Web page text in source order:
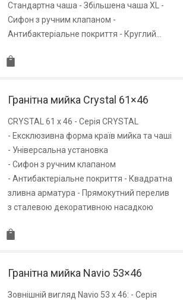
Стандартна чаша - Збільшена чаша XL -
Сифон з ручним клапаном -
Антибактеріальне покриття - Круглий…
Гранітна мийка Crystal 61×46
CRYSTAL 61 x 46 - Серія CRYSTAL
- Ексклюзивна форма країв мийка та чаші
- Універсальна установка
- Сифон з ручним клапаном
- Антибактеріальне покриття - Квадратна
зливна арматура - Прямокутний перелив
з сталевою декоративною насадкою
Гранітна мийка Navio 53×46
Зовнішній вигляд Navio 53 x 46: - Серія